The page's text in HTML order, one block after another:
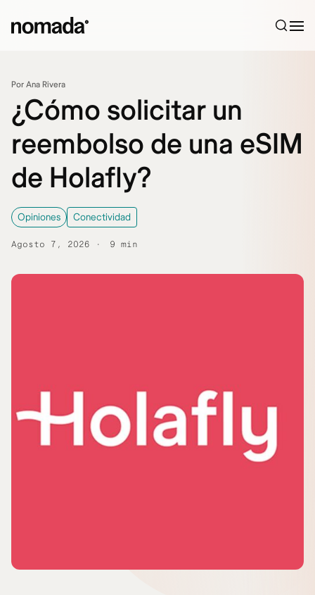
Por Ana Rivera
¿Cómo solicitar un
reembolso de una eSIM
de Holafly?
Opiniones Conectividad
Agosto 7, 2026 9 min